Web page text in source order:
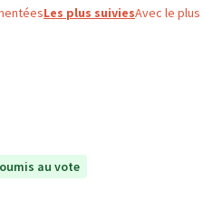
Les plus suiviesAvec le
au vote